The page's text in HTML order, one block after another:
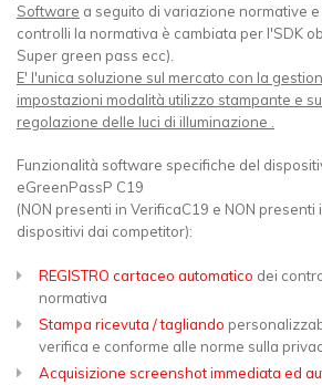
Software a seguito di variazione normative
controlli la normativa è cambiata per l'SDK
Super green pass ecc).
E' l'unica soluzione sul mercato con la
impostazioni modalità utilizzo stampante e
regolazione delle luci di illuminazione .
Funzionalità software specifiche del
eGreenPassP C19
(NON presenti in VerificaC19 e NON presenti
dispositivi dai competitor):
REGISTRO cartaceo automatico dei
normativa
Stampa ricevuta / tagliando
verifica e conforme alle norme sulla
Acquisizione screenshot immediata ed